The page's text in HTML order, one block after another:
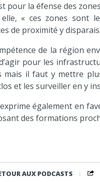
pour la éfense des
« ces zones sont
de proximité y
de la région
pour les
mais il faut y mettre
et les surveiller en y
également en
des formations
AUX PODCASTS